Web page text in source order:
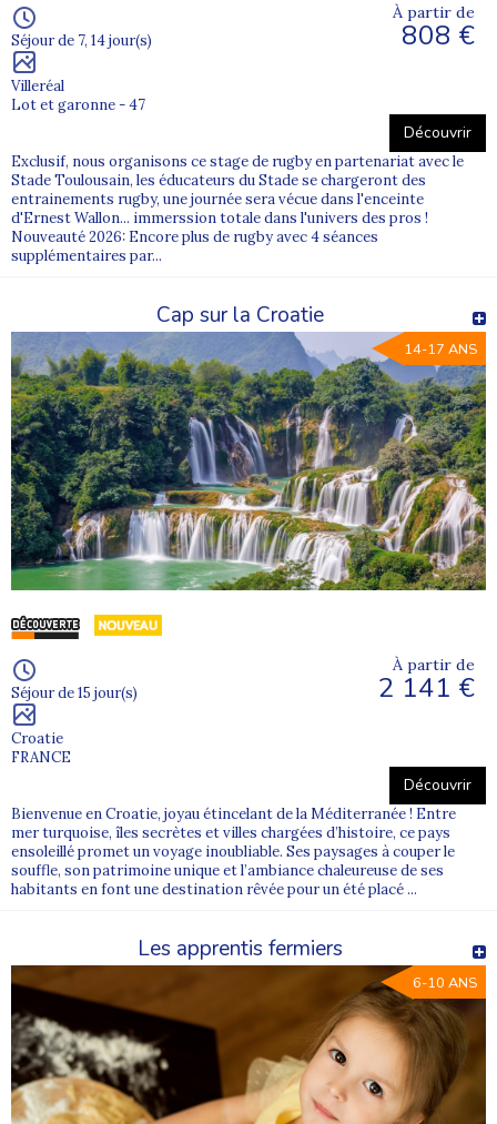
Séjour de 7, 14 jour(s)
Villeréal
Lot et garonne - 47
À partir de
808 €
Découvrir
Exclusif, nous organisons ce stage de rugby en partenariat avec le
Stade Toulousain, les éducateurs du Stade se chargeront des
entrainements rugby, une journée sera vécue dans l'enceinte
d'Ernest Wallon... immerssion totale dans l'univers des pros !
Nouveauté 2026: Encore plus de rugby avec 4 séances
supplémentaires par...
Cap sur la Croatie
14-17 ANS
Séjour de 15 jour(s)
Croatie
FRANCE
À partir de
2 141 €
Découvrir
Bienvenue en Croatie, joyau étincelant de la Méditerranée ! Entre
mer turquoise, îles secrètes et villes chargées d’histoire, ce pays
ensoleillé promet un voyage inoubliable. Ses paysages à couper le
souffle, son patrimoine unique et l’ambiance chaleureuse de ses
habitants en font une destination rêvée pour un été placé ...
Les apprentis fermiers
6-10 ANS